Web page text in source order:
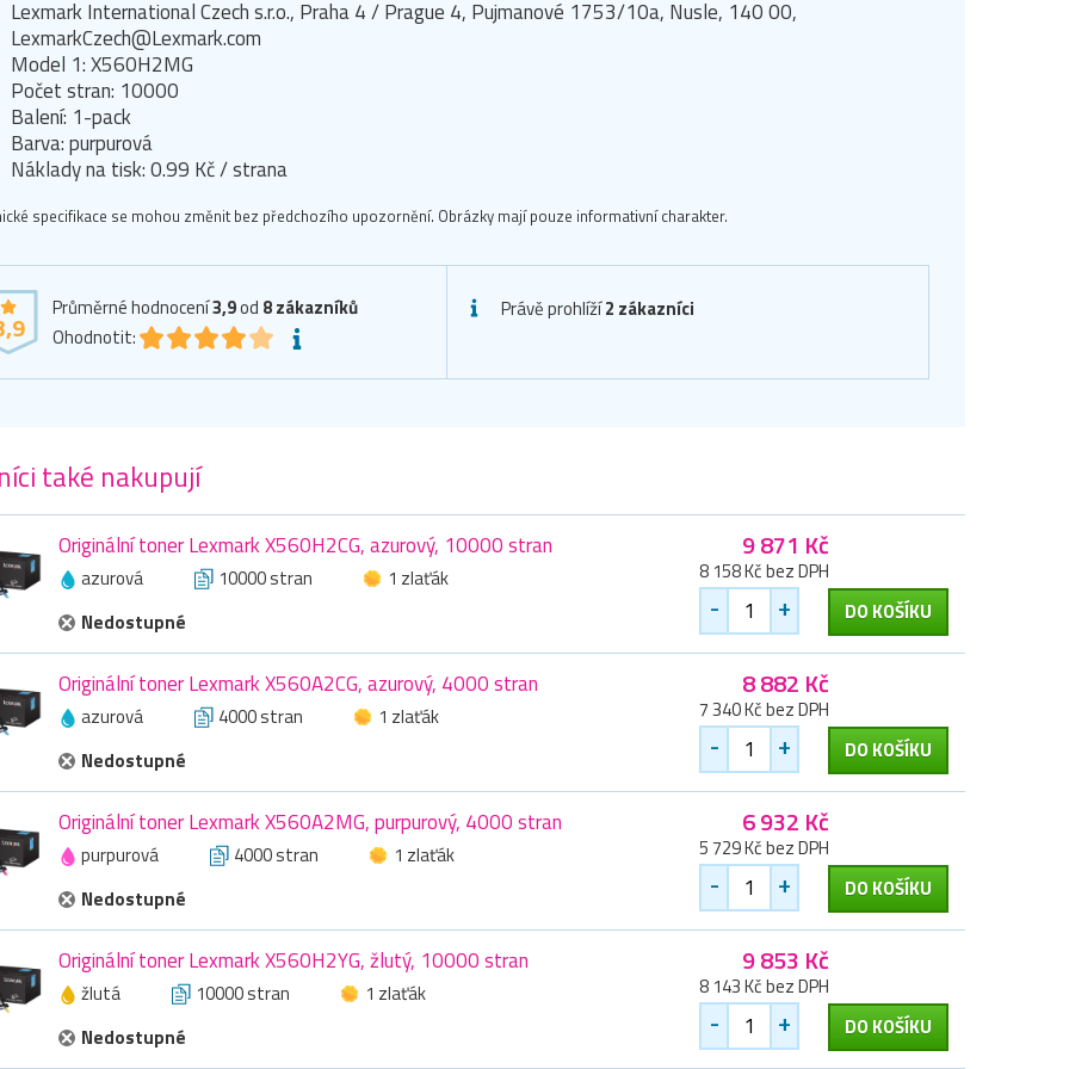
Lexmark International Czech s.r.o., Praha 4 / Prague 4, Pujmanové 1753/10a, Nusle, 140 00,
LexmarkCzech@Lexmark.com
Model 1: X560H2MG
Počet stran: 10000
Balení: 1-pack
Barva: purpurová
Náklady na tisk: 0.99 Kč / strana
specifikace se mohou změnit bez předchozího upozornění. Obrázky mají pouze informativní charakter.
Průměrné hodnocení3,9od 8zákazníků
Ohodnotit:
Právě prohlíží2 zákazníci
také nakupují
Originální toner Lexmark X560H2CG, azurový, 10000 stran
azurová 10000 stran
1 zlaťák
Nedostupné
9 871 Kč
8 158 Kč bez DPH
- + DO KOŠÍKU
Originální toner Lexmark X560A2CG, azurový, 4000 stran
azurová 4000 stran
1 zlaťák
Nedostupné
8 882 Kč
7 340 Kč bez DPH
- + DO KOŠÍKU
Originální toner Lexmark X560A2MG, purpurový, 4000 stran
purpurová 4000 stran
1 zlaťák
Nedostupné
6 932 Kč
5 729 Kč bez DPH
- + DO KOŠÍKU
Originální toner Lexmark X560H2YG, žlutý, 10000 stran
žlutá 10000 stran
1 zlaťák
Nedostupné
9 853 Kč
8 143 Kč bez DPH
- + DO KOŠÍKU